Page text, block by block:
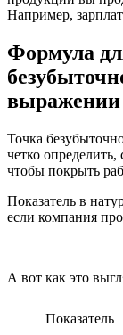
Например,
Формула
выражении
Точка
четко
чтобы покрыть
Показатель в
если компания
А вот как это
Показатель